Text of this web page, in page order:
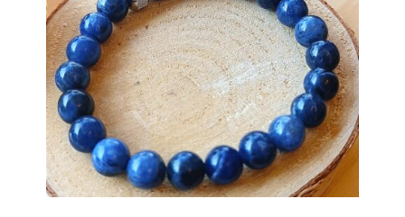
choisies
sur
la
page
du
produit